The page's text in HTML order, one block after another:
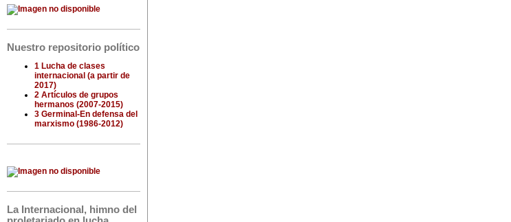
Nuestro repositorio político
1 Lucha de clases
internacional (a partir de
2017)
2 Artículos de grupos
hermanos (2007-2015)
3 Germinal-En defensa del
marxismo (1986-2012)
La Internacional, himno del